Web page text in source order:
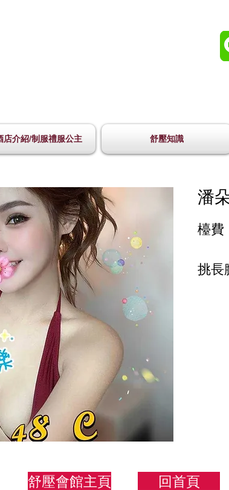
店介紹/制服禮服公主 舒壓知識
潘
檯費
挑長
舒壓會館主頁 回首頁